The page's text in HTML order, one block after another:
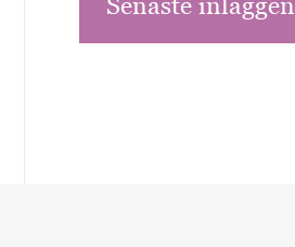
Senaste inläggen